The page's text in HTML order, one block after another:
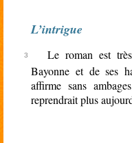
L’intrigue
Le roman est
Bayonne et de ses
affirme sans
reprendrait plus